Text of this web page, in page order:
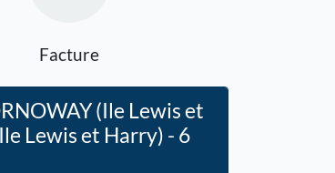
Facture
(Ile Lewis et
Lewis et Harry) - 6